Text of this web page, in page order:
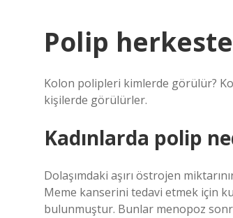
Polip
Kolon polipleri kimlerde görülür?
kişilerde görülürler.
Kadınlarda polip
Dolaşımdaki aşırı östrojen
Meme kanserini tedavi etmek için
bulunmuştur. Bunlar menopoz